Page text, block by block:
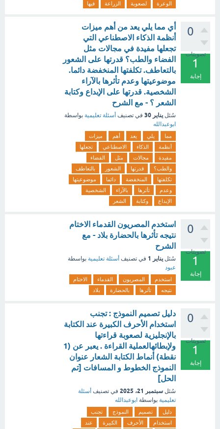
الوعرة
لصعوبة الزراعة فيها
0
تصويتات
1
إجابة
أي مما يلي يعد من أهم ميزات
أنظمة الذكاء الاصطناعي التي
تجعلها مفيدة في مجالات مثل
الفضاء والطب؟ قدرتها على الشعور
بالتعاطف. تكلفتها المنخفضة دائما.
موضوعيتها وعدم تأثرها بالآراء
الشخصية. قدرتها على الإبداع وكتابة
الشعر ؟ - مع الشرح
سُئل يناير 30 في تصنيف أسئلة تعليمية بواسطة
ابوعبدالله
مما يلي يعد أهم
ميزات
أنظمة
الذكاء الاصطناعي
تجعلها
مفيدة
مجالات مثل
الفضاء
والطب؟
قدرتها الشعور
بالتعاطف
تكلفتها
المنخفضة دائما
موضوعيتها
وعدم
تأثرها بالآراء
الشخصية
الإبداع
وكتابة الشعر
0
تصويتات
1
إجابة
استخدم المصريون القدماء الاختام
نتيجه تأثرها بالحضارة بلاد - مع
الشرح
سُئل يناير 1 في تصنيف أسئلة تعليمية بواسطة
عبود
استخدم المصريون القدماء
الاختام
نتيجه
تأثرها بالحضارة بلاد
0
تصويتات
1
إجابة
دليل تصميم النموذج : تجنب
استخدام الأحرف الكبيرة عند الكتابة
بالإنجليزية لصعوبة قراءتها
ولإبطائهالعملية القراءة . يعبر عن (1
نقطة) أنماط الكتابة الشعار عنوان
النموذج الخطوط و المسافات [تم
الحل]
سُئل سبتمبر 21، 2025 في تصنيف أسئلة
تعليمية بواسطة ابوعبدالله
دليل تصميم النموذج
تجنب
استخدام
الأحرف الكبيرة عند